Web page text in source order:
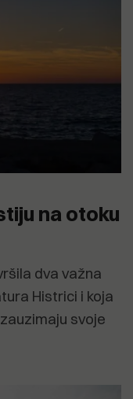
na otoku
dva važna
Histrici i koja
svoje